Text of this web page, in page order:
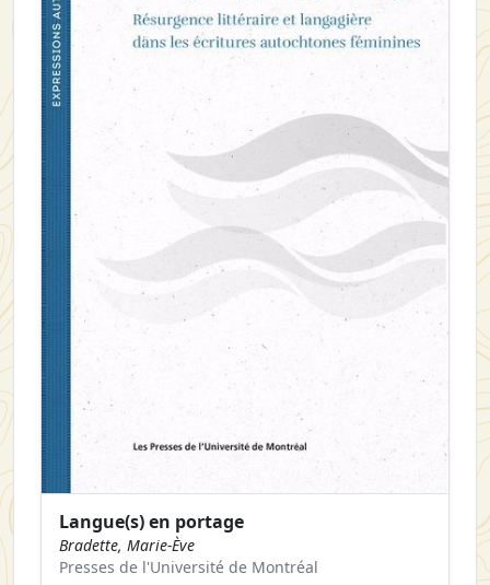
Langue(s) en portage
Bradette, Marie-Ève
Presses de l'Université de Montréal